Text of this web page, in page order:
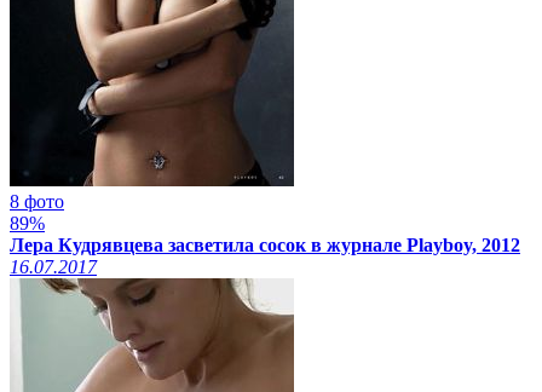
8 фото
89%
Лера Кудрявцева засветила сосок в журнале Playboy, 2012
16.07.2017